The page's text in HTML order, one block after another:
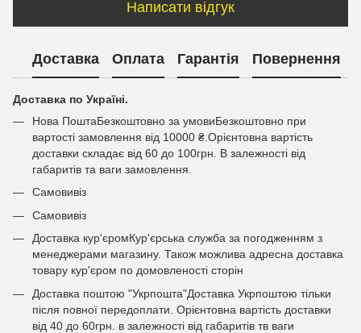
Написати відгук
Доставка Оплата Гарантія Повернення
Доставка по Україні.
Нова ПоштаБезкоштовно за умовиБезкоштовно при
вартості замовлення від 10000 ₴.Орієнтовна вартість
доставки складає від 60 до 100грн. В залежності від
габаритів та ваги замовлення.
Самовивіз
Самовивіз
Доставка кур'єромКур'єрська служба за погодженням з
менеджерами магазину. Також можлива адресна доставка
товару кур'єром по домовленості сторін
Доставка поштою "Укрпошта"Доставка Укрпоштою тільки
після повної передоплати. Орієнтовна вартість доставки
від 40 до 60грн. в залежності від габаритів тв ваги